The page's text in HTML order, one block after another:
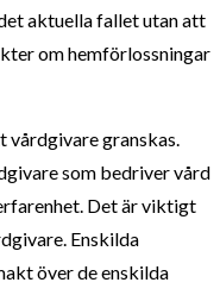
aktuella fallet utan att
om hemförlossningar
vårdgivare granskas.
som bedriver vård
Det är viktigt
Enskilda
över de enskilda